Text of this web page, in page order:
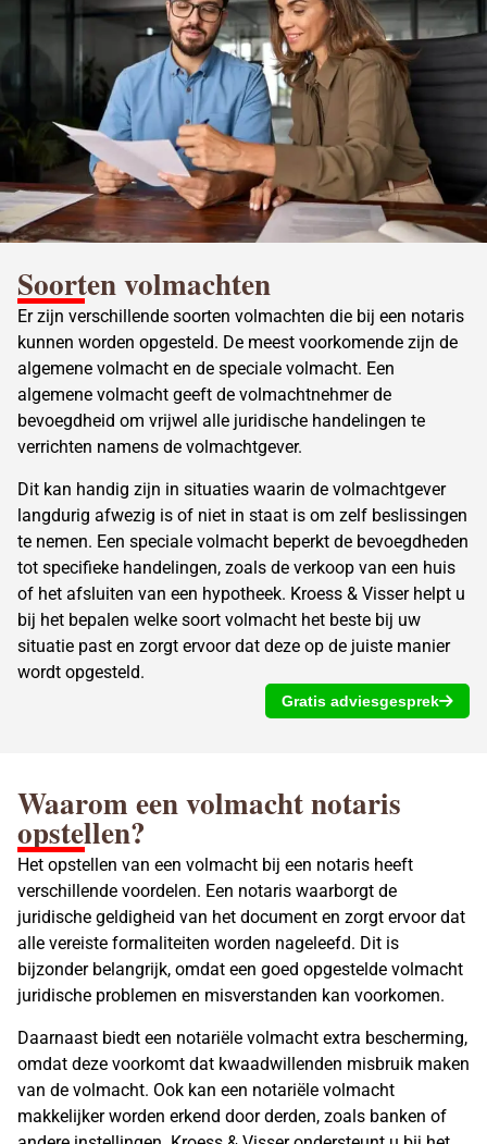
Soorten volmachten
Er zijn verschillende soorten volmachten die bij een notaris
kunnen worden opgesteld. De meest voorkomende zijn de
algemene volmacht en de speciale volmacht. Een
algemene volmacht geeft de volmachtnehmer de
bevoegdheid om vrijwel alle juridische handelingen te
verrichten namens de volmachtgever.
Dit kan handig zijn in situaties waarin de volmachtgever
langdurig afwezig is of niet in staat is om zelf beslissingen
te nemen. Een speciale volmacht beperkt de bevoegdheden
tot specifieke handelingen, zoals de verkoop van een huis
of het afsluiten van een hypotheek. Kroess & Visser helpt u
bij het bepalen welke soort volmacht het beste bij uw
situatie past en zorgt ervoor dat deze op de juiste manier
wordt opgesteld.
Gratis adviesgesprek
Waarom een volmacht notaris
opstellen?
Het opstellen van een volmacht bij een notaris heeft
verschillende voordelen. Een notaris waarborgt de
juridische geldigheid van het document en zorgt ervoor dat
alle vereiste formaliteiten worden nageleefd. Dit is
bijzonder belangrijk, omdat een goed opgestelde volmacht
juridische problemen en misverstanden kan voorkomen.
Daarnaast biedt een notariële volmacht extra bescherming,
omdat deze voorkomt dat kwaadwillenden misbruik maken
van de volmacht. Ook kan een notariële volmacht
makkelijker worden erkend door derden, zoals banken of